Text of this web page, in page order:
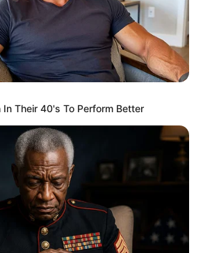
Their 40's To Perform Better